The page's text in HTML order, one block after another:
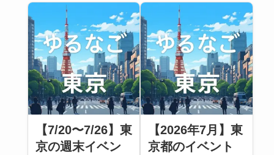
【7/20〜7/26】東
京の週末イベン
【2026年7月】東
京都のイベント